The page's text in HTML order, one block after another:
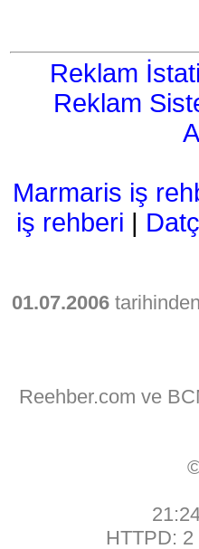
Reklam
Reklam
Marmaris iş
iş rehberi |
01.07.2006
Reehber.com ve
HTTPD: